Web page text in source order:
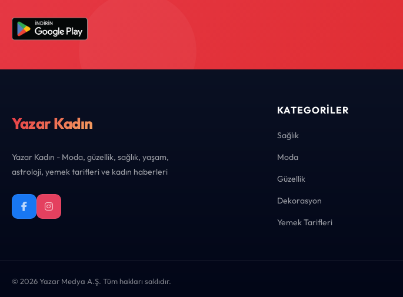
Yazar Kadın
Yazar Kadın - Moda, güzellik, sağlık, yaşam,
astroloji, yemek tarifleri ve kadın haberleri
KATEGORILER
Sağlık
Moda
Güzellik
Dekorasyon
Yemek Tarifleri
© 2026 Yazar Medya A.Ş. Tüm hakları saklıdır.